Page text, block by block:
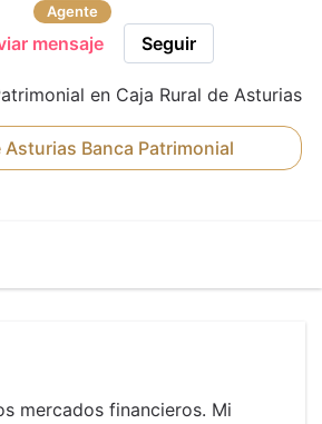
Agente
mensaje Seguir
en Caja Rural de Asturias
Asturias Banca Patrimonial
mercados financieros. Mi